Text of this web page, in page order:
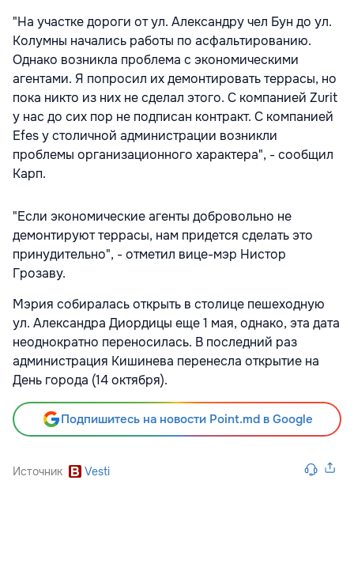
"На участке дороги от ул. Александру чел Бун до ул.
Колумны начались работы по асфальтированию.
Однако возникла проблема с экономическими
агентами. Я попросил их демонтировать террасы, но
пока никто из них не сделал этого. С компанией Zurit
у нас до сих пор не подписан контракт. С компанией
Efes у столичной администрации возникли
проблемы организационного характера", - сообщил
Карп.
"Если экономические агенты добровольно не
демонтируют террасы, нам придется сделать это
принудительно", - отметил вице-мэр Нистор
Грозаву.
Мэрия собиралась открыть в столице пешеходную
ул. Александра Диордицы еще 1 мая, однако, эта дата
неоднократно переносилась. В последний раз
администрация Кишинева перенесла открытие на
День города (14 октября).
Подпишитесь на новости Point.md в Google
Источник Vesti